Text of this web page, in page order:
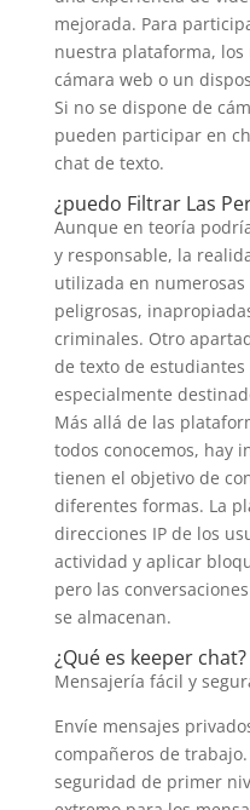
mejorada. Para
nuestra plataforma,
cámara web o un
Si no se dispone de
pueden participar en
chat de texto.
¿puedo Filtrar Las
Aunque en teoría
y responsable, la
utilizada en
peligrosas,
criminales. Otro
de texto de
especialmente
Más allá de las
todos conocemos, hay
tienen el objetivo de
diferentes formas. La
direcciones IP de los
actividad y aplicar
pero las
se almacenan.
¿Qué es keeper chat?
Mensajería fácil y
Envíe mensajes
compañeros de
seguridad de primer